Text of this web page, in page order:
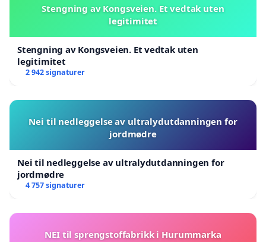
Stengning av Kongsveien. Et vedtak uten
legitimitet
Stengning av Kongsveien. Et vedtak uten
legitimitet
2 942 signaturer
Nei til nedleggelse av ultralydutdanningen for
jordmødre
Nei til nedleggelse av ultralydutdanningen for
jordmødre
4 757 signaturer
NEI til sprengstoffabrikk i Hurummarka